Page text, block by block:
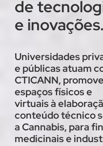
de
e inovações.
Universidades
e públicas atuam
CTICANN,
espaços físicos e
virtuais à
conteúdo técnico
a Cannabis, para
medicinais e